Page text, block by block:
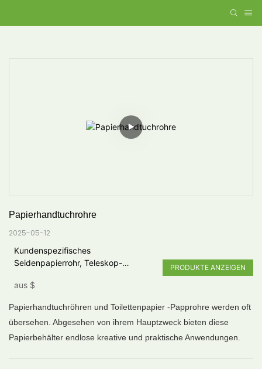
Papierhandtuchrohre
2025-05-12
Kundenspezifisches
Seidenpapierrohr, Teleskop-
Gesichtsseidenpapier
aus $
PRODUKTE ANZEIGEN
Papierhandtuchröhren und Toilettenpapier -Papprohre werden oft
übersehen. Abgesehen von ihrem Hauptzweck bieten diese
Papierbehälter endlose kreative und praktische Anwendungen.